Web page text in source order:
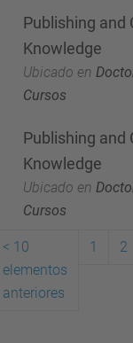
Publishing
Knowledge
Ubicado en
Cursos
Publishing
Knowledge
Ubicado en
Cursos
< 10
elementos
anteriores
1 2